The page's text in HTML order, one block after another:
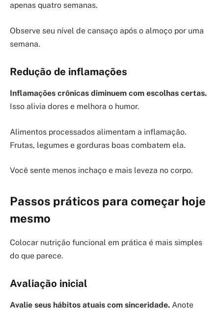
apenas quatro semanas.
Observe seu nível de cansaço após o almoço por uma
semana.
Redução de inflamações
Inflamações crônicas diminuem com escolhas certas.
Isso alivia dores e melhora o humor.
Alimentos processados alimentam a inflamação.
Frutas, legumes e gorduras boas combatem ela.
Você sente menos inchaço e mais leveza no corpo.
Passos práticos para começar hoje
mesmo
Colocar nutrição funcional em prática é mais simples
do que parece.
Avaliação inicial
Avalie seus hábitos atuais com sinceridade. Anote